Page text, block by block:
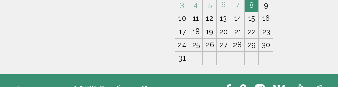
3
4 5 6 7 8
9
10
11 12 13 14 15
16
17
18 19 20 21 22
23
24
25 26 27 28 29
30
31